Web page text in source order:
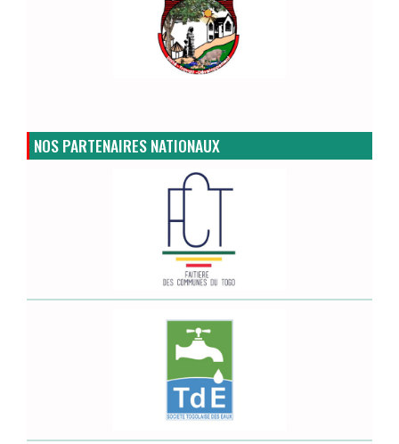
NOS PARTENAIRES NATIONAUX